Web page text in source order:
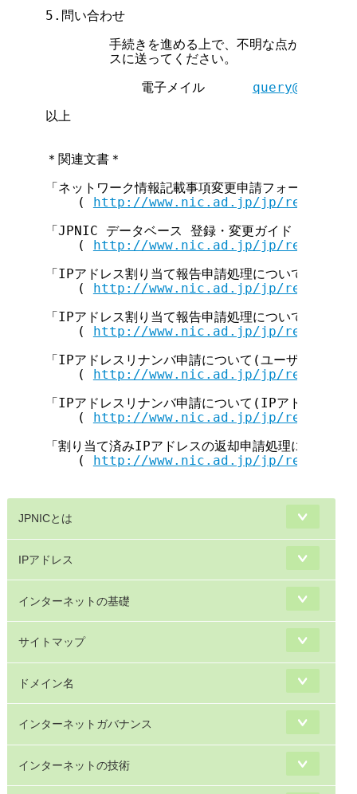
5.問い合わせ
手続きを進める上で、不明な点がある場合
        スに送ってください。
            電子メイル
以上
＊関連文書＊
「ネットワーク情報記載事項変更申請フォーム」
    (
http://www.nic.ad.jp/jp/regist/ip/
「JPNIC データベース 登録・変更ガイド：一般向
    (
http://www.nic.ad.jp/jp/regist/
「IPアドレス割り当て報告申請処理について(ユー
    (
http://www.nic.ad.jp/jp/regist/ip/
「IPアドレス割り当て報告申請処理について(IPア
    (
http://www.nic.ad.jp/jp/regist/
「IPアドレスリナンバ申請について(ユーザネットワ
    (
http://www.nic.ad.jp/jp/regist/ip/
「IPアドレスリナンバ申請について(IPアドレス管
    (
http://www.nic.ad.jp/jp/regist/ip/
「割り当て済みIPアドレスの返却申請処理について」
    (
http://www.nic.ad.jp/jp/regist/
JPNICとは
IPアドレス
インターネットの基礎
サイトマップ
ドメイン名
インターネットガバナンス
インターネットの技術